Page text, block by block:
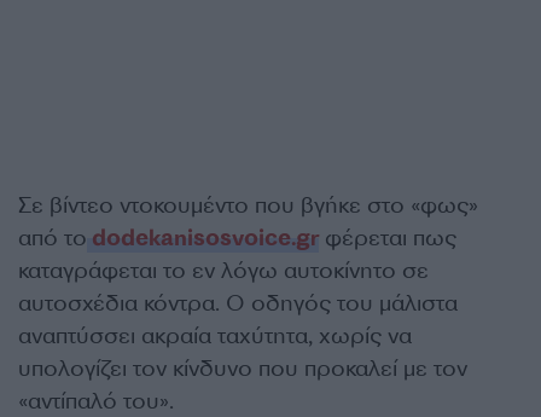
Σε βίντεο ντοκουμέντο που βγήκε στο «φως»
από το dodekanisosvoice.gr φέρεται πως
καταγράφεται το εν λόγω αυτοκίνητο σε
αυτοσχέδια κόντρα. Ο οδηγός του μάλιστα
αναπτύσσει ακραία ταχύτητα, χωρίς να
υπολογίζει τον κίνδυνο που προκαλεί με τον
«αντίπαλό του».